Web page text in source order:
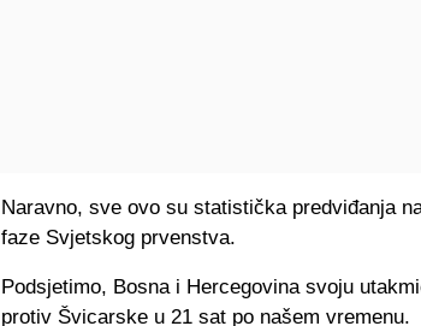
Naravno, sve ovo su statistička predviđanja
faze Svjetskog prvenstva.
Podsjetimo, Bosna i Hercegovina svoju
protiv Švicarske u 21 sat po našem vremenu.